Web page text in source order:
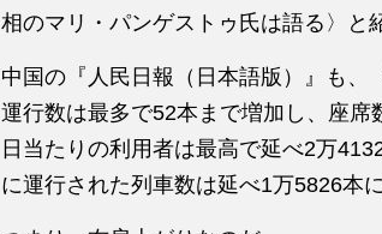
相のマリ・パンゲストゥ氏は語る〉と
中国の『人民日報（日本語版）』も
運行数は最多で52本まで増加し、座
日当たりの利用者は最高で延べ2万
に運行された列車数は延べ1万5826本